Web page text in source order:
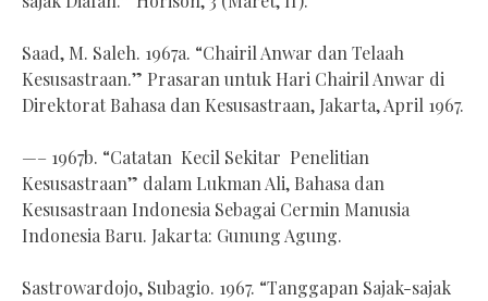
Saad, M. Saleh. 1967a. “Chairil Anwar dan Telaah
Kesusastraan.” Prasaran untuk Hari Chairil Anwar di
Direktorat Bahasa dan Kesusastraan, Jakarta, April 1967.
—– 1967b. “Catatan Kecil Sekitar Penelitian
Kesusastraan” dalam Lukman Ali, Bahasa dan
Kesusastraan Indonesia Sebagai Cermin Manusia
Indonesia Baru. Jakarta: Gunung Agung.
Sastrowardojo, Subagio. 1967. “Tanggapan Sajak-sajak